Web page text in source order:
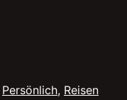
Persönlich, Reisen